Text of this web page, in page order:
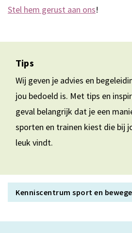
Stel hem gerust aan ons!
Tips
Wij geven je advies en
jou bedoeld is. Met tips en
geval belangrijk dat je een
sporten en trainen kiest die bij
leuk vindt.
Kenniscentrum sport en